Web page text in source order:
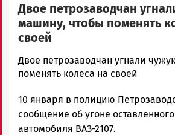
Двое петрозаводчан
машину, чтобы поменять
своей
admintimur
Новости
и
Карелии
|
Двое петрозаводчан угнали
поменять колеса на своей
10 января в полицию
сообщение об угоне
автомобиля ВАЗ-2107.